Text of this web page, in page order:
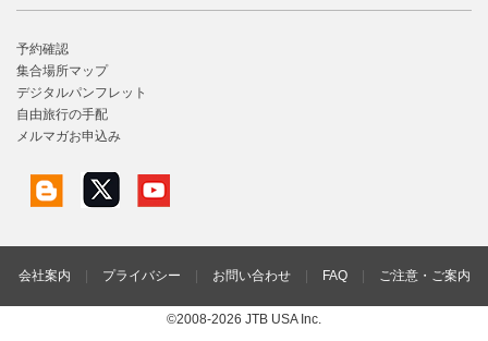
予約確認
集合場所マップ
デジタルパンフレット
自由旅行の手配
メルマガお申込み
会社案内 プライバシー お問い合わせ FAQ ご注意・ご案内
©2008-2026 JTB USA Inc.